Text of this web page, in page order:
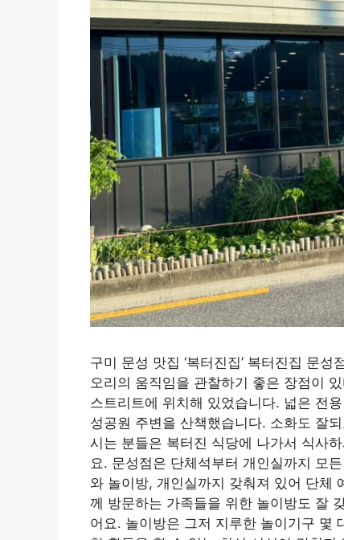
구미 문성 맛집 ‘복터진집’ 복터진집 문
오리의 움직임을 관찰하기 좋은 장점이
스트리트에 위치해 있었습니다. 넓은 전
성공원 주변을 산책했습니다. 소화도 잘
시는 분들은 복터진 식당에 나가서 식사
요. 문성점은 단체석부터 개인실까지 모
와 놀이방, 개인실까지 갖춰져 있어 단체
께 방문하는 가족들을 위한 놀이방도 잘
어요. 놀이방은 그저 지루한 놀이기구 몇